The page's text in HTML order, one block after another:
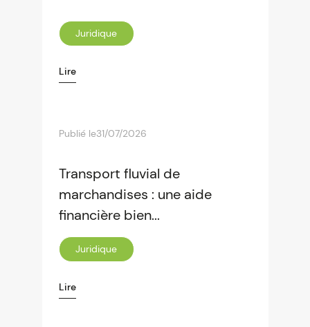
Juridique
Lire
Publié le31/07/2026
Transport fluvial de
marchandises : une aide
financière bien...
Juridique
Lire